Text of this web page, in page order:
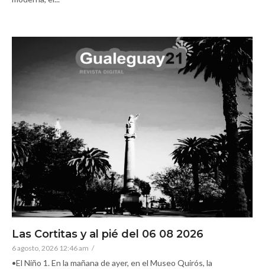
Las Cortitas y al pié del 06 08 2026
6 agosto, 2026 12:46 am /
•El Niño 1. En la mañana de ayer, en el Museo Quirós, la